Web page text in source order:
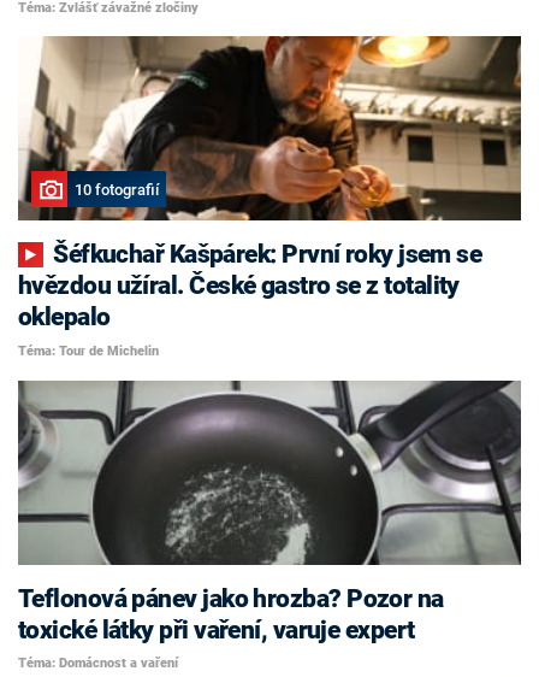
Téma: Zvlášť závažné zločiny
10 fotografií
Šéfkuchař Kašpárek: První roky jsem se
hvězdou užíral. České gastro se z totality
oklepalo
Téma: Tour de Michelin
Teflonová pánev jako hrozba? Pozor na
toxické látky při vaření, varuje expert
Téma: Domácnost a vaření